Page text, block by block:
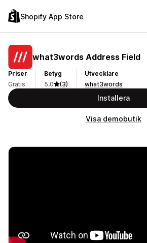
Shopify App Store
what3words Address Field
Priser
Gratis
Betyg
5,0
(3)
Utvecklare
what3words
Installera
Visa demobutik